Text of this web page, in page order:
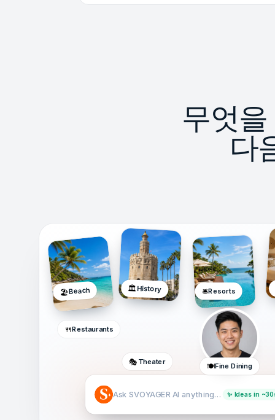
무엇
다
🏖️Beach 🏛️History 🛎️Resorts
🍽️Fine Dining
🍴Restaurants
🎭 Theater
Ask SVOYAGER AI anything… ✨ Ideas in